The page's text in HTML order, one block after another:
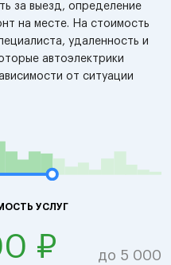
за выезд, определение
на месте. На стоимость
удаленность и
автоэлектрики
от ситуации
УСЛУГ
₽ до 5 000